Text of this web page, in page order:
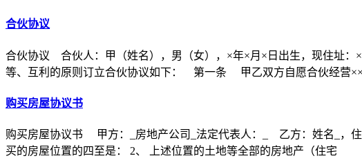
合伙协议
合伙协议 合伙人：甲（姓名），男（女），×年×月×日出生，现住址
等、互利的原则订立合伙协议如下： 第一条 甲乙双方自愿合伙经营
购买房屋协议书
购买房屋协议书 甲方：_房地产公司_法定代表人：_ 乙方：姓名_，
买的房屋位置的四至是： 2、 上述位置的土地等全部的房地产（住宅